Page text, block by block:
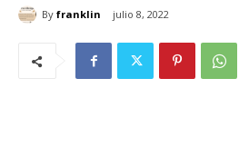
By franklin julio 8, 2022